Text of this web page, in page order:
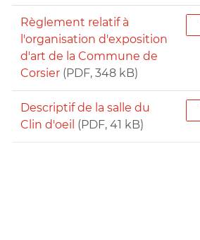
Règlement relatif à
l'organisation d'exposition
d'art de la Commune de
Corsier (PDF, 348 kB)
Descriptif de la salle du
Clin d'oeil (PDF, 41 kB)